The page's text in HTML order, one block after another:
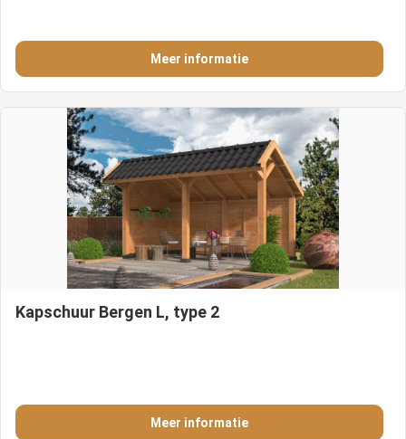
Meer informatie
Kapschuur Bergen L, type 2
Meer informatie